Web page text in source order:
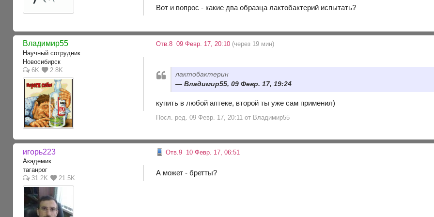
Вот и вопрос - какие два образца лактобактерий испытать?
Владимир55
Научный сотрудник
Новосибирск
6K
2.8K
Отв.8 09 Февр. 17, 20:10 (через 19 мин)
лактобактерин
Владимир55, 09 Февр. 17, 19:24
купить в любой аптеке, второй ты уже сам применил)
Посл. ред. 09 Февр. 17, 20:11 от Владимир55
игорь223
Академик
таганрог
31.2K
21.5K
Отв.9 10 Февр. 17, 06:51
А может - бретты?